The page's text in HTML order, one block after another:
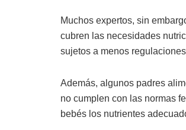
Muchos expertos, sin
cubren las necesidades
sujetos a menos
Además, algunos padres
no cumplen con las normas
bebés los nutrientes